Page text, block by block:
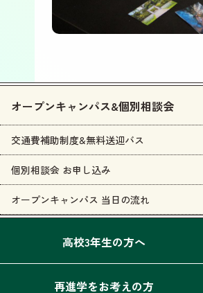
オープンキャンパス&個別相談会
交通費補助制度&無料送迎バス
個別相談会 お申し込み
オープンキャンパス 当日の流れ
高校3年生の方へ
再進学をお考えの方